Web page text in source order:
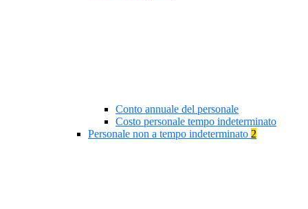
Conto annuale del personale
Costo personale tempo indeterminato
Personale non a tempo indeterminato 2